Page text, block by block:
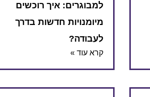
למבוגרים: איך רוכשים
מיומנויות חדשות בדרך
לעבודה?
קרא עוד »